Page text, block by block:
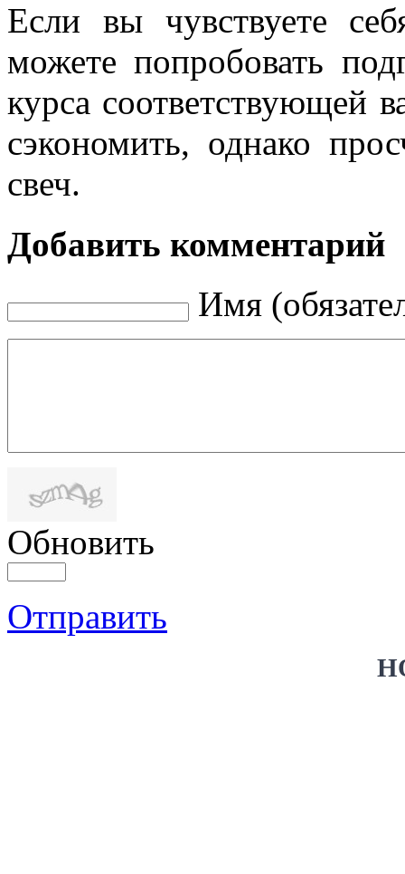
Если вы чувствуете
можете попробовать
курса соответствующей
сэкономить, однако
свеч.
Добавить комментарий
Имя
Обновить
Отправить